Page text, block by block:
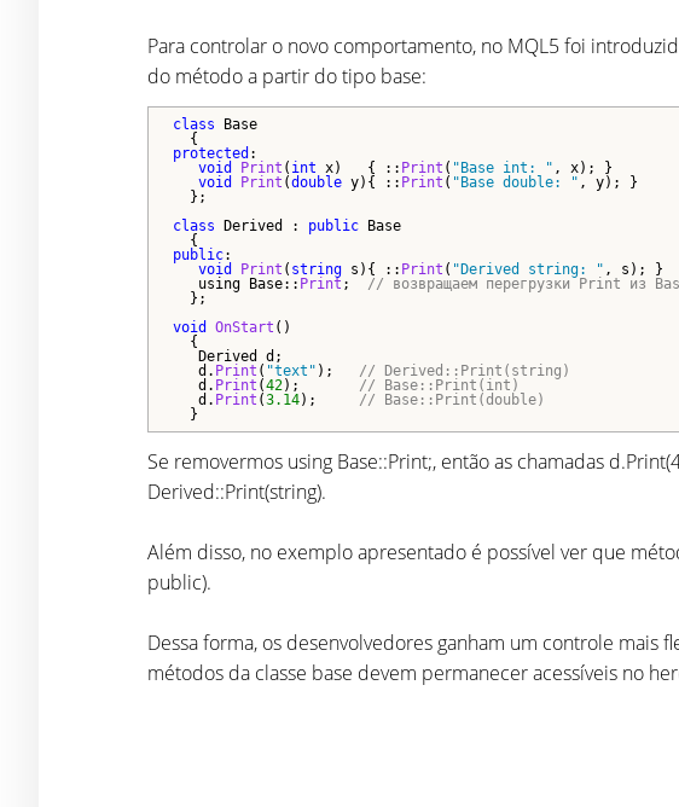
Para controlar o novo comportamento, no MQL5 foi
do método a partir do tipo base:
class Base
protected :
void
Print ( int x)   { :: Print ( "Base int: " , x); }
void
Print (double y){ :: Print ( "Base double: " , y); }
};
class Derived : public Base
public:
void
Print ( string s){ :: Print ( "Derived string: " , s); }
using Base:: Print ; // возвращаем перегрузки Print из
};
void
OnStart ()
{
Derived d;
d. Print ( "text" ); // Derived::Print(string)
d. Print (42); // Base::Print(int)
d. Print (3.14); // Base::Print(double)
}
Se removermos using Base::Print;, então as chamadas
Derived::Print(string).
Além disso, no exemplo apresentado é possível ver que
public).
Dessa forma, os desenvolvedores ganham um controle
métodos da classe base devem permanecer acessíveis no